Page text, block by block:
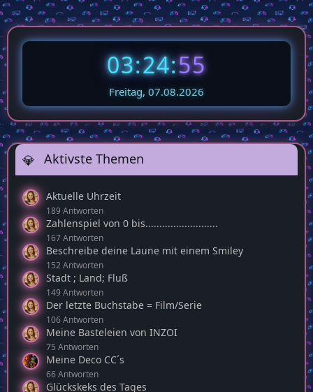
03:24:56
Freitag, 07.08.2026
Aktivste Themen
Aktuelle Uhrzeit
189 Antworten
Zahlenspiel von 0 bis..........................
167 Antworten
Beschreibe deine Laune mit einem Smiley
152 Antworten
Stadt ; Land; Fluß
149 Antworten
Der letzte Buchstabe = Film/Serie
106 Antworten
Meine Basteleien von INZOI
75 Antworten
Meine Deco CC´s
66 Antworten
Glückskeks des Tages